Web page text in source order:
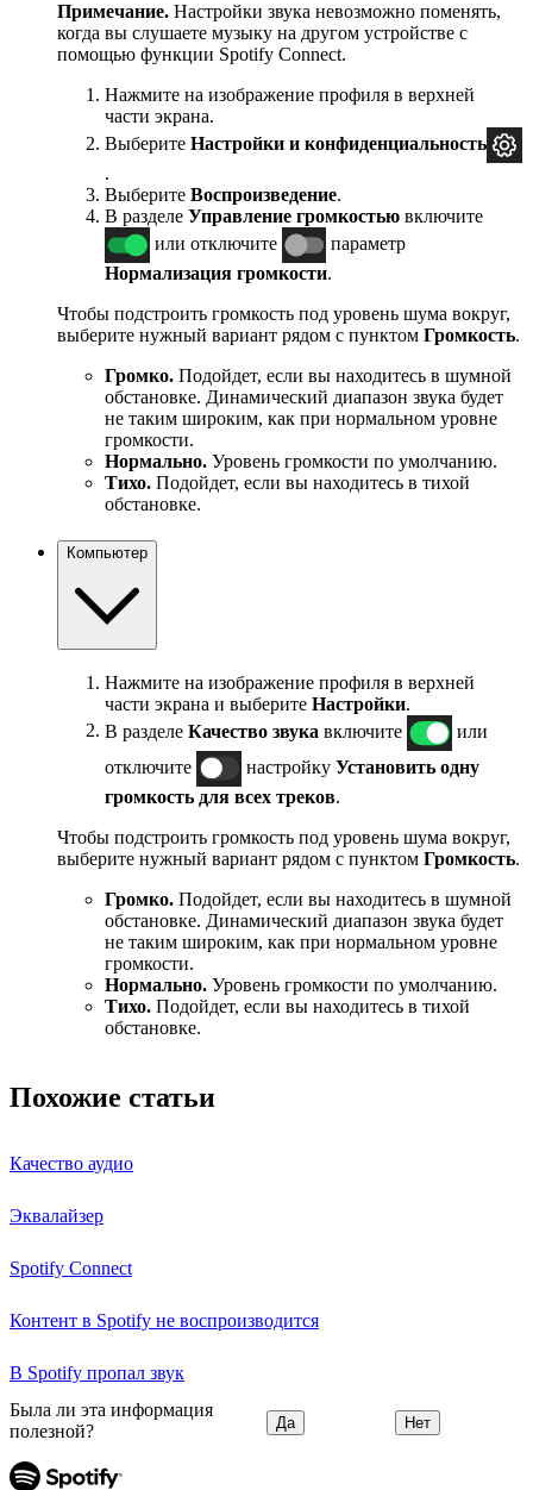
Примечание. Настройки звука невозможно поменять,
когда вы слушаете музыку на другом устройстве с
помощью функции Spotify Connect.
Нажмите на изображение профиля в верхней
части экрана.
Выберите Настройки и конфиденциальность
.
Выберите Воспроизведение.
В разделе Управление громкостью включите
или отключите
параметр
Нормализация громкости.
Чтобы подстроить громкость под уровень шума вокруг,
выберите нужный вариант рядом с пунктом Громкость.
Громко. Подойдет, если вы находитесь в шумной
обстановке. Динамический диапазон звука будет
не таким широким, как при нормальном уровне
громкости.
Нормально. Уровень громкости по умолчанию.
Тихо. Подойдет, если вы находитесь в тихой
обстановке.
Компьютер
Нажмите на изображение профиля в верхней
части экрана и выберите Настройки.
В разделе Качество звука включите
или
отключите
настройку Установить одну
громкость для всех треков.
Чтобы подстроить громкость под уровень шума вокруг,
выберите нужный вариант рядом с пунктом Громкость.
Громко. Подойдет, если вы находитесь в шумной
обстановке. Динамический диапазон звука будет
не таким широким, как при нормальном уровне
громкости.
Нормально. Уровень громкости по умолчанию.
Тихо. Подойдет, если вы находитесь в тихой
обстановке.
Похожие статьи
Качество аудио
Эквалайзер
Spotify Connect
Контент в Spotify не воспроизводится
В Spotify пропал звук
Была ли эта информация
полезной?
Да Нет